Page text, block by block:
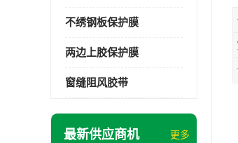
不绣钢板保护膜
两边上胶保护膜
窗缝阻风胶带
最新供应商机 更多